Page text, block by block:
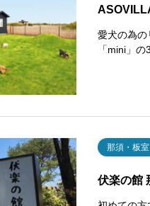
愛犬の為の
「mini」
那須・板室
伏楽の館